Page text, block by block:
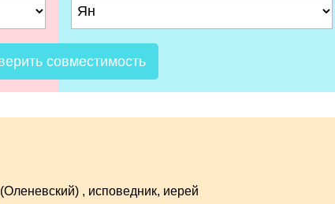
совместимость
, исповедник, иерей